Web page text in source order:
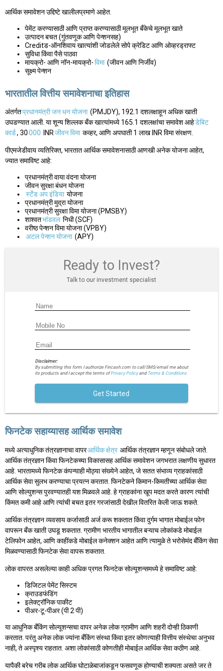
आर्थिक समावेशन उद्दिष्टे खालीलप्रमाणे आहेत.
पेमेंट करण्यासाठी आणि प्राप्त करण्यासाठी मूलभूत बँकेचे मूलभूत खाते
उत्पादन बचत (गुंतवणूक आणि पेन्शनसह)
Creditड-ऑनशिवाय खात्यांशी जोडलेले सोपे क्रेडिट आणि ओव्हरड्राफ्ट
सुविधा किंवा पैसे पाठवा
मायक्रो- आणि नॉन-मायक्रो-विमा (जीवन आणि निर्जीव)
सूक्ष्म पेन्शन
भारतातील वित्तीय समावेशनाचा इतिहास
अंतर्गतप्रधानमंत्री जन धन योजना (PMJDY), 192.1 दशलक्षाहून अधिक खाती
उघडण्यात आली. या शून्य शिल्लक बँक खात्यांमध्ये 165.1 दशलक्षांचा समावेश आहेडेबिट
कार्ड, 30000 INRजीवन विमा कव्हर, आणि अपघाती 1 लाख INR विमा संरक्षण.
पीएमजेडीवाय व्यतिरिक्त, भारतात आर्थिक समावेशनासाठी आणखी अनेक योजना आहेत,
ज्यात समाविष्ट आहे:
प्रधानमंत्री वाया वंदना योजना
जीवन सुरक्षा बंधन योजना
स्टँड अप इंडिया योजना
प्रधानमंत्री मुद्रा योजना
प्रधानमंत्री सुरक्षा विमा योजना (PMSBY)
शाश्वतभांडवल निधी (SCF)
वरीष्ठ पेन्शन विमा योजना (VPBY)
अटल पेन्शन योजना (APY)
Ready to Invest?
Talk to our investment specialist
Disclaimer:
By submitting this form I authorize Fincash.com to call/SMS/email me about
its products and I accept the terms ofPrivacy Policyand Terms & Conditions.
Get Started
फिनटेक सहाय्यासह आर्थिक समावेश
मध्ये अत्याधुनिक तंत्रज्ञानाचा वापरआर्थिक क्षेत्र आर्थिक तंत्रज्ञान म्हणून संबोधले जाते.
आर्थिक तंत्रज्ञान किंवा फिनटेकच्या विकासासह आर्थिक समावेशन जगभरात लक्षणीय सुधारत
आहे. भारतामध्ये फिनटेक कंपन्याही मोठ्या संख्येने आहेत, जे सतत संभाव्य ग्राहकांसाठी
आर्थिक सेवा सुलभ करण्याचा प्रयत्न करतात. फिनटेकने किमान-किमतीच्या आर्थिक सेवा
आणि सोल्युशन्स पुरवण्यातही यश मिळवले आहे. हे ग्राहकांना खूप मदत करते कारण त्यांची
किंमत कमी आहे आणि त्यांची बचत इतर गरजांसाठी देखील वितरित केली जाऊ शकते.
आर्थिक तंत्रज्ञान व्यवसाय कर्जासाठी अर्ज करू शकतात किंवा दुर्गम भागात मोबाईल फोन
वापरून बँक खाती उघडू शकतात. ग्रामीण भारतीय भागातील बऱ्याच लोकांकडे मोबाईल
टेलिफोन आहेत, आणि काहींकडे मोबाईल कनेक्शन आहेत आणि त्यामुळे ते भरोसेमंद बँकिंग सेवा
मिळवण्यासाठी फिनटेक सेवा वापरू शकतात.
लोक वापरत असलेल्या काही अधिक प्रगत फिनटेक सोल्यूशन्समध्ये हे समाविष्ट आहे:
डिजिटल पेमेंट सिस्टम
क्राउडफंडिंग
इलेक्ट्रॉनिक पाकीट
पीअर-टू-पीअर (पी 2 पी)
या आधुनिक बँकिंग सोल्यूशन्सचा वापर अनेक लोक ग्रामीण आणि शहरी दोन्ही ठिकाणी
करतात. परंतु अनेक लोक ज्यांना बँकिंग संस्था किंवा इतर कोणत्याही वित्तीय संस्थेचा अनुभव
नाही, ते अस्पृश्य राहतात. अशा लोकांसाठी कोणतीही मोबाईल आर्थिक सेवा कठीण आहे.
यापैकी बरेच गरीब लोक आर्थिक घोटाळेबाजांकडून फसवणूक होण्याची शक्यता असते जर ते